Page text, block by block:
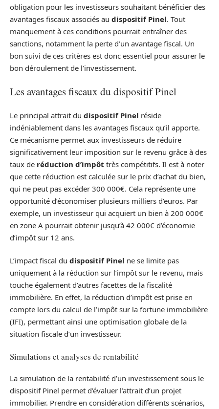
obligation pour les investisseurs souhaitant bénéficier des
avantages fiscaux associés au dispositif Pinel. Tout
manquement à ces conditions pourrait entraîner des
sanctions, notamment la perte d’un avantage fiscal. Un
bon suivi de ces critères est donc essentiel pour assurer le
bon déroulement de l’investissement.
Les avantages fiscaux du dispositif Pinel
Le principal attrait du dispositif Pinel réside
indéniablement dans les avantages fiscaux qu’il apporte.
Ce mécanisme permet aux investisseurs de réduire
significativement leur imposition sur le revenu grâce à des
taux de réduction d’impôt très compétitifs. Il est à noter
que cette réduction est calculée sur le prix d’achat du bien,
qui ne peut pas excéder 300 000€. Cela représente une
opportunité d’économiser plusieurs milliers d’euros. Par
exemple, un investisseur qui acquiert un bien à 200 000€
en zone A pourrait obtenir jusqu’à 42 000€ d’économie
d’impôt sur 12 ans.
L’impact fiscal du dispositif Pinel ne se limite pas
uniquement à la réduction sur l’impôt sur le revenu, mais
touche également d’autres facettes de la fiscalité
immobilière. En effet, la réduction d’impôt est prise en
compte lors du calcul de l’impôt sur la fortune immobilière
(IFI), permettant ainsi une optimisation globale de la
situation fiscale d’un investisseur.
Simulations et analyses de rentabilité
La simulation de la rentabilité d’un investissement sous le
dispositif Pinel permet d’évaluer l’attrait d’un projet
immobilier. Prendre en considération différents scénarios,